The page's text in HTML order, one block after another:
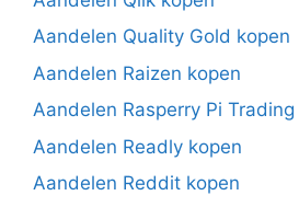
Aandelen Quality Gold kopen
Aandelen Raizen kopen
Aandelen Rasperry Pi Trading
Aandelen Readly kopen
Aandelen Reddit kopen